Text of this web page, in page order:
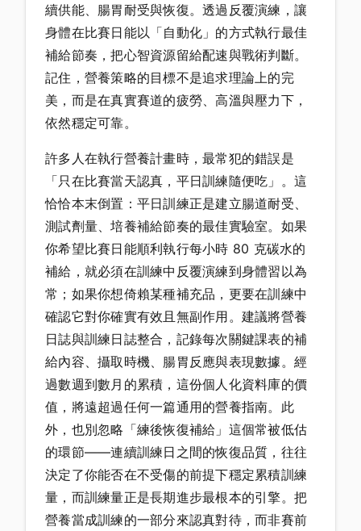
續供能、腸胃耐受與恢復。透過反覆演練，讓
身體在比賽日能以「自動化」的方式執行最佳
補給節奏，把心智資源留給配速與戰術判斷。
記住，營養策略的目標不是追求理論上的完
美，而是在真實賽道的疲勞、高溫與壓力下，
依然穩定可靠。
許多人在執行營養計畫時，最常犯的錯誤是
「只在比賽當天認真，平日訓練隨便吃」。這
恰恰本末倒置：平日訓練正是建立腸道耐受、
測試劑量、培養補給節奏的最佳實驗室。如果
你希望比賽日能順利執行每小時 80 克碳水的
補給，就必須在訓練中反覆演練到身體習以為
常；如果你想倚賴某種補充品，更要在訓練中
確認它對你確實有效且無副作用。建議將營養
日誌與訓練日誌整合，記錄每次關鍵課表的補
給內容、攝取時機、腸胃反應與表現數據。經
過數週到數月的累積，這份個人化資料庫的價
值，將遠超過任何一篇通用的營養指南。此
外，也別忽略「練後恢復補給」這個常被低估
的環節——連續訓練日之間的恢復品質，往往
決定了你能否在不受傷的前提下穩定累積訓練
量，而訓練量正是長期進步最根本的引擎。把
營養當成訓練的一部分來認真對待，而非賽前